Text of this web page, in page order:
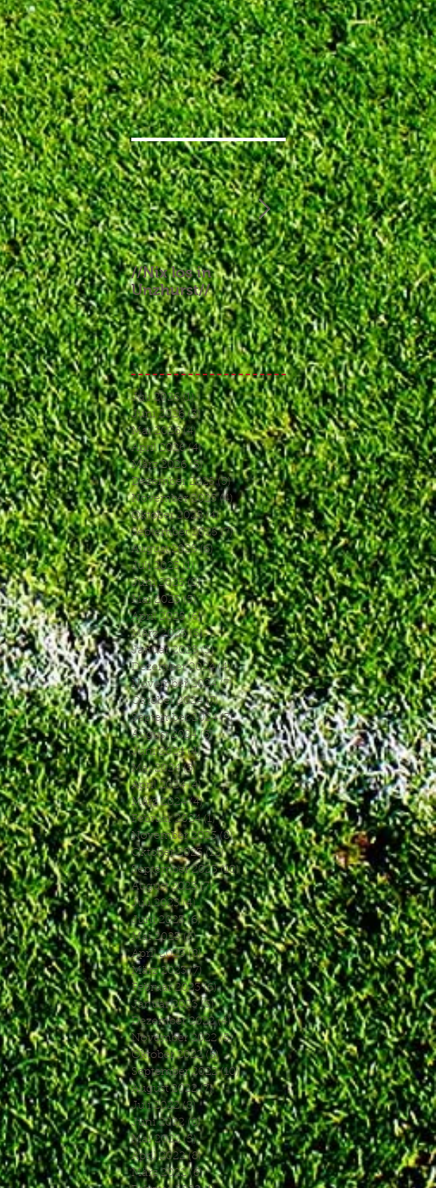
//Nix los in
Unzhurst//
//Aufgebrauchtes
Glück und ein
Endspiel, das keines
war//
Juli 2026 (1)1 Beitrag
Juni 2026 (3)3 Beiträge
Mai 2026 (4)4 Beiträge
April 2026 (4)4 Beiträge
März 2026 (5)5 Beiträge
Dezember 2025 (5)5 Beiträge
November 2025 (4) 4 Beiträge
Oktober 2025 (4)4 Beiträge
September 2025 (7)7 Beiträge
August 2025 (6)6 Beiträge
Juli 2025 (1)1 Beitrag
Juni 2025 (2)2 Beiträge
Mai 2025 (5)5 Beiträge
April 2025 (6)6 Beiträge
März 2025 (5)5 Beiträge
Januar 2025 (3)3 Beiträge
Dezember 2024 (4)4 Beiträge
November 2024 (7)7 Beiträge
Oktober 2024 (7)7 Beiträge
September 2024 (7)7 Beiträge
August 2024 (3)3 Beiträge
Juni 2024 (4)4 Beiträge
Mai 2024 (5)5 Beiträge
April 2024 (4)4 Beiträge
März 2024 (4)4 Beiträge
Februar 2024 (1)1 Beitrag
November 2023 (8)8 Beiträge
Oktober 2023 (12)12 Beiträge
September 2023 (10)10 Beiträge
August 2023 (7)7 Beiträge
Juli 2023 (4)4 Beiträge
Juni 2023 (6)6 Beiträge
Mai 2023 (6)6 Beiträge
April 2023 (8)8 Beiträge
März 2023 (7)7 Beiträge
Februar 2023 (6)6 Beiträge
Januar 2023 (3)3 Beiträge
Dezember 2022 (4)4 Beiträge
November 2022 (5)5 Beiträge
Oktober 2022 (5)5 Beiträge
September 2022 (10)10 Beiträge
August 2022 (7)7 Beiträge
Juli 2022 (8)8 Beiträge
Juni 2022 (8)8 Beiträge
Mai 2022 (5)5 Beiträge
April 2022 (8)8 Beiträge
März 2022 (6)6 Beiträge